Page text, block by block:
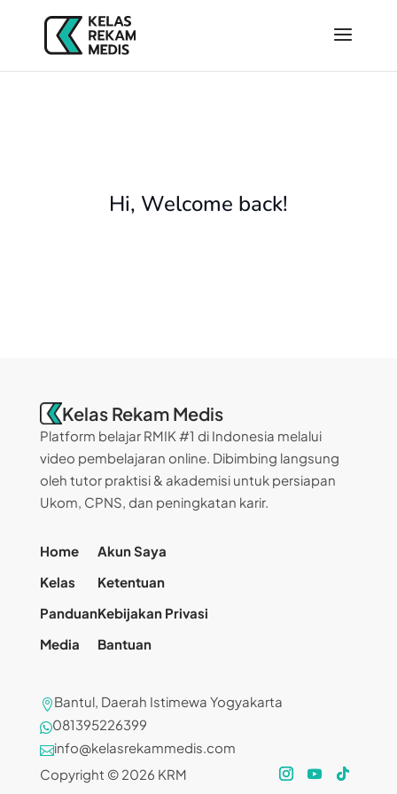
Hi, Welcome back!
Kelas Rekam Medis
Platform belajar RMIK #1 di Indonesia melalui
video pembelajaran online. Dibimbing langsung
oleh tutor praktisi & akademisi untuk persiapan
Ukom, CPNS, dan peningkatan karir.
Home
Kelas
Panduan
Media
Akun Saya
Ketentuan
Kebijakan Privasi
Bantuan
Bantul, Daerah Istimewa Yogyakarta
081395226399
info@kelasrekammedis.com
Copyright © 2026 KRM